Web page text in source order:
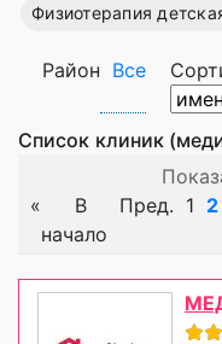
Физиотерапия
Район Все
Список клиник
«
В
начало
Пред. 1 2